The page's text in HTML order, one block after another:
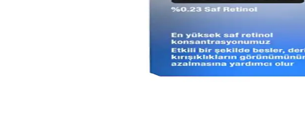
Yağlı Ciltler İçin Retinol Serumu: Cilt Sağlığını
Yağlı ciltler için uygun retinol serumu, cilt yenileme ve yaşlanma belirtilerini
Neutrogena Retinol Boost Serisi ile Cilt Bakımında
Neutrogena'nın Retinol Boost serisi, yaşlanma karşıtı etkileriyle ciltte